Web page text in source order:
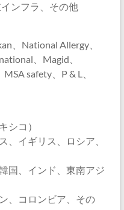
ンフラ、その他
、National Allergy、
、Magid、
safety、P & L、
シコ）
、イギリス、ロシア、
国、インド、東南アジ
、コロンビア、その